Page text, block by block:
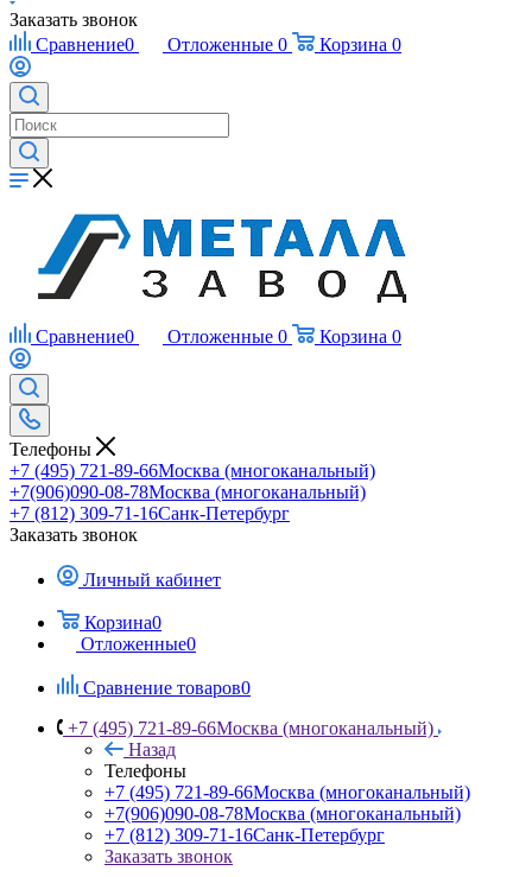
Заказать звонок
Сравнение0 Отложенные 0 Корзина 0
Сравнение0 Отложенные 0 Корзина 0
Телефоны
+7 (495) 721-89-66Москва (многоканальный)
+7(906)090-08-78Москва (многоканальный)
+7 (812) 309-71-16Санк-Петербург
Заказать звонок
Личный кабинет
Корзина0
Отложенные0
Сравнение товаров0
+7 (495) 721-89-66Москва (многоканальный)
Назад
Телефоны
+7 (495) 721-89-66Москва (многоканальный)
+7(906)090-08-78Москва (многоканальный)
+7 (812) 309-71-16Санк-Петербург
Заказать звонок